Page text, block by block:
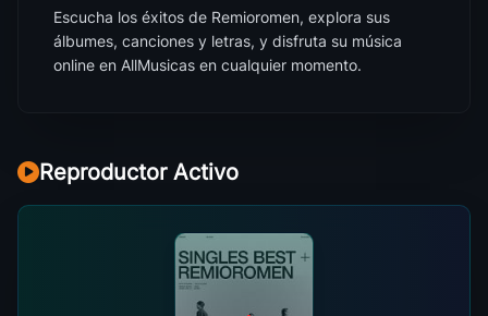
Escucha los éxitos de Remioromen, explora sus
álbumes, canciones y letras, y disfruta su música
online en AllMusicas en cualquier momento.
Reproductor Activo